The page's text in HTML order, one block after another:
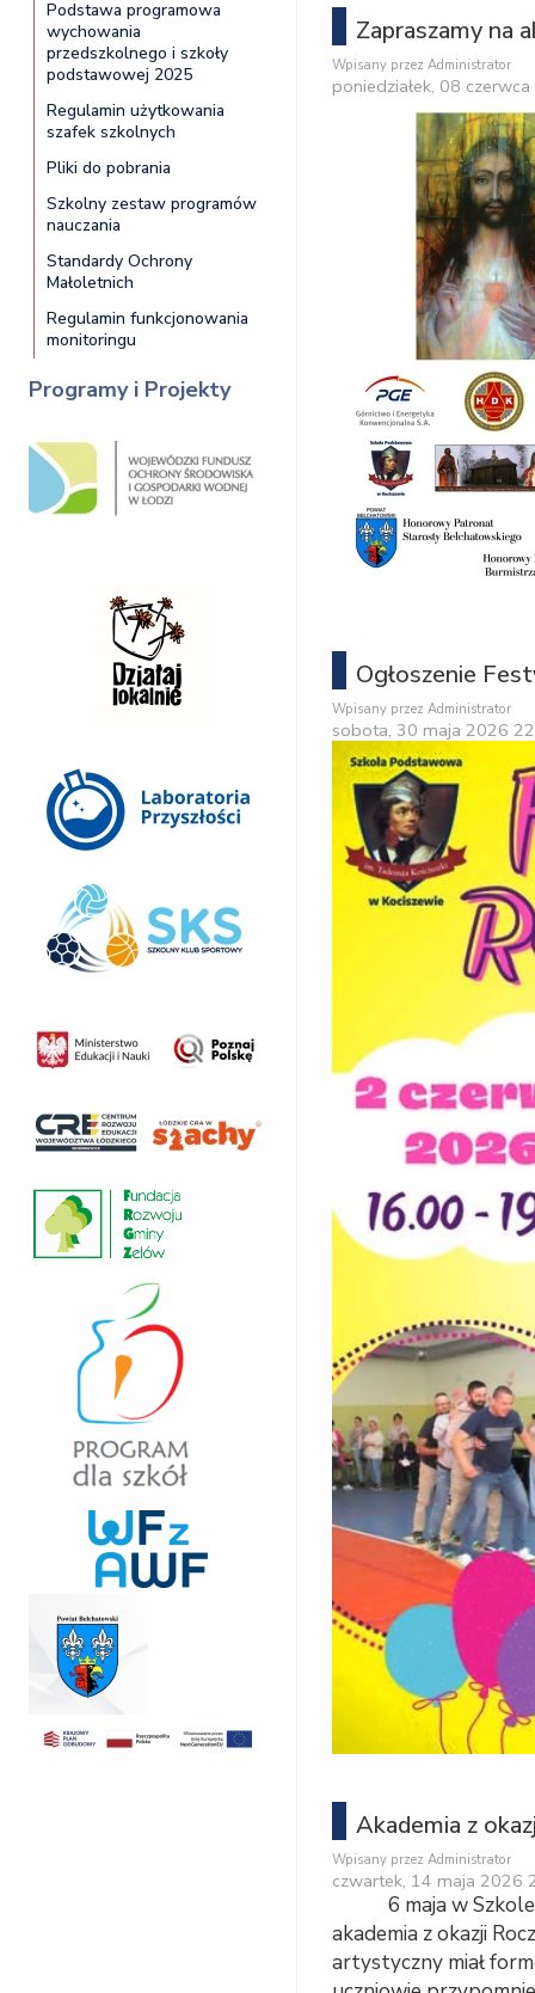
Podstawa programowa
wychowania
przedszkolnego i szkoły
podstawowej 2025
Regulamin użytkowania
szafek szkolnych
Pliki do pobrania
Szkolny zestaw programów
nauczania
Standardy Ochrony
Małoletnich
Regulamin funkcjonowania
monitoringu
Programy i Projekty
Zapraszamy na
Wpisany przez Administrator
poniedziałek, 08
Ogłoszenie
Wpisany przez Administrator
sobota, 30 maja 2026
Akademia z
Wpisany przez Administrator
czwartek, 14 maja 2026
6 maja w
akademia z okazji
artystyczny miał